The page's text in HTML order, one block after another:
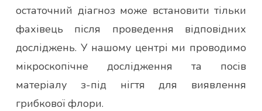
остаточний діагноз може встановити тільки
фахівець після проведення відповідних
досліджень. У нашому центрі ми проводимо
мікроскопічне дослідження та посів
матеріалу з-під нігтя для виявлення
грибкової флори.